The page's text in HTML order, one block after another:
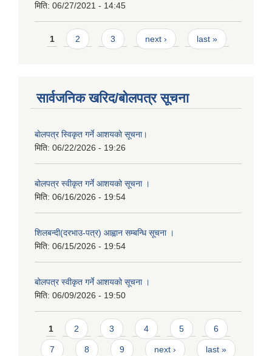
मिति: 06/27/2021 - 14:45
Pages
1 2 3 next › last »
सार्वजनिक खरिद/बोलपत्र सूचना
बाेलपत्र स्विकृत गर्ने आशयकाे सूचना।
मिति: 06/22/2026 - 19:26
बोलपत्र स्वीकृत गर्ने आशयको सूचना ।
मिति: 06/16/2026 - 19:54
शिलबन्दी(दरभाउ-पत्र) आह्वान सम्बन्धि सूचना ।
मिति: 06/15/2026 - 19:54
बोलपत्र स्वीकृत गर्ने आशयको सूचना ।
मिति: 06/09/2026 - 19:50
Pages
1 2 3 4 5 6
7 8 9 next › last »